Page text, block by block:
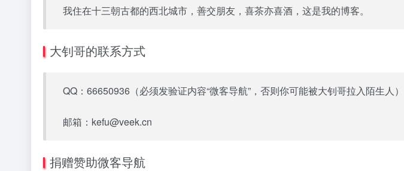
我住在十三朝古都的西北城市，善交朋友，喜茶亦喜酒，这是我的博客。
大钊哥的联系方式
QQ：66650936（必须发验证内容“微客导航”，否则你可能被大钊哥拉入陌生人）
邮箱：kefu@veek.cn
捐赠赞助微客导航